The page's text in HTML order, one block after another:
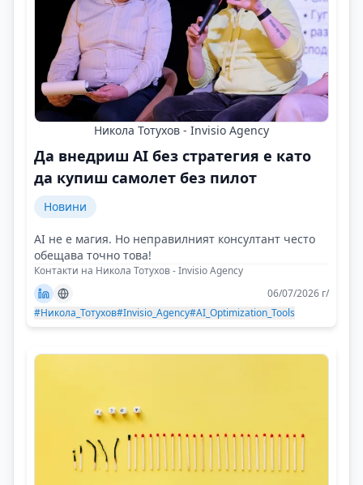
Никола Тотухов - Invisio Agency
Да внедриш AI без стратегия е като
да купиш самолет без пилот
Новини
AI не е магия. Но неправилният консултант често
обещава точно това!
Контакти на Никола Тотухов - Invisio Agency
06/07/2026 г/
#Никола_Тотухов#Invisio_Agency#AI_Optimization_Tools